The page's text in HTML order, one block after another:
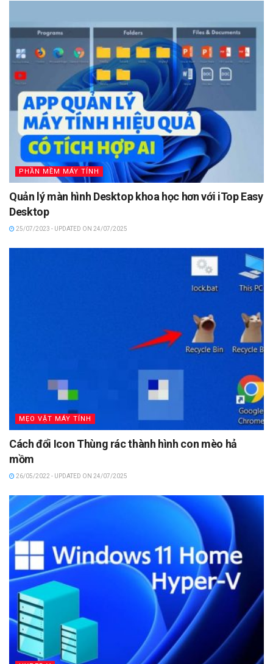
PHẦN MỀM MÁY TÍNH
Quản lý màn hình Desktop khoa học hơn với iTop Easy
Desktop
25/07/2023 - UPDATED ON 24/07/2025
MẸO VẶT MÁY TÍNH
Cách đổi Icon Thùng rác thành hình con mèo hả
mồm
26/05/2022 - UPDATED ON 24/07/2025